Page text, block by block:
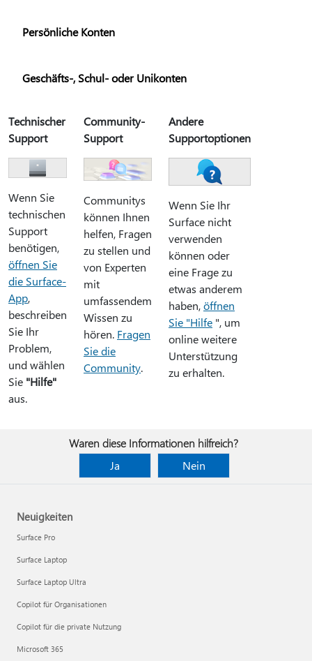
Persönliche Konten
Geschäfts-, Schul- oder Unikonten
Technischer
Support
Wenn Sie
technischen
Support
benötigen,
öffnen Sie
die Surface-
App,
beschreiben
Sie Ihr
Problem,
und wählen
Sie "Hilfe"
aus.
Community-
Support
Communitys
können Ihnen
helfen, Fragen
zu stellen und
von Experten
mit
umfassendem
Wissen zu
hören. Fragen
Sie die
Community.
Andere
Supportoptionen
Wenn Sie Ihr
Surface nicht
verwenden
können oder
eine Frage zu
etwas anderem
haben,öffnen
Sie "Hilfe ", um
online weitere
Unterstützung
zu erhalten.
Waren diese Informationen hilfreich?
Ja
Nein
Neuigkeiten
Surface Pro
Surface Laptop
Surface Laptop Ultra
Copilot für Organisationen
Copilot für die private Nutzung
Microsoft 365